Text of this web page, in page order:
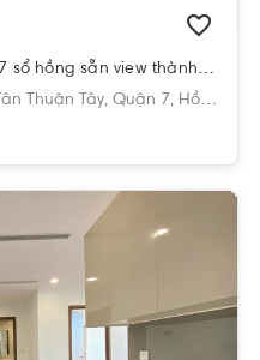
Bán căn hộ 3PN Eco Green Q7 sổ hồng sẵn view thành phố
Tân Thuận Tây, Quận 7, Hồ Chí Minh